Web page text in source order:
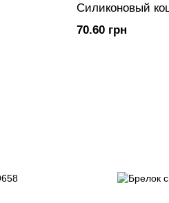
Силиконовый
70.60 грн